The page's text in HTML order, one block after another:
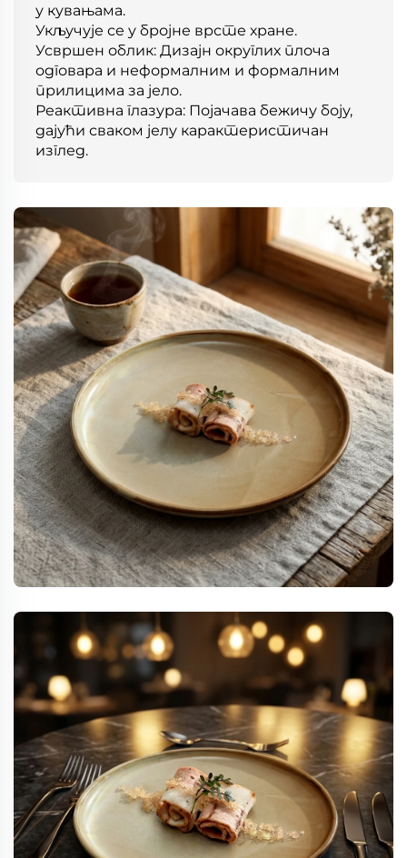
у кувањама.
Укључује се у бројне врсте хране.
Усвршен облик: Дизајн округлих плоча
одговара и неформалним и формалним
прилицима за јело.
Реактивна глазура: Појачава бежичу боју,
дајући сваком јелу карактеристичан
изглед.